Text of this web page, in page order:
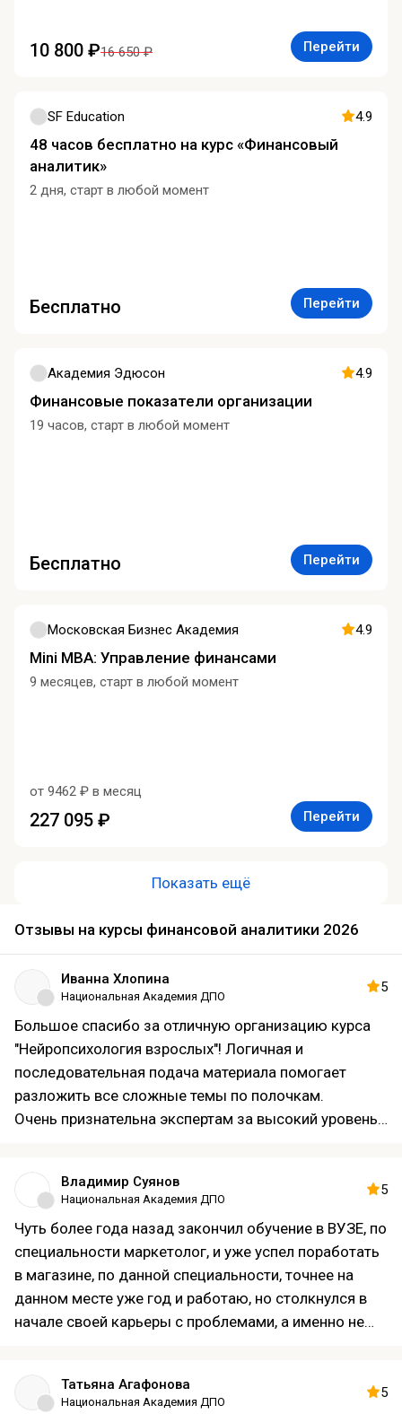
10 800 ₽16 650 ₽ Перейти
SF Education 4.9
48 часов бесплатно на курс «Финансовый
аналитик»
2 дня, старт в любой момент
Бесплатно Перейти
Академия Эдюсон 4.9
Финансовые показатели организации
19 часов, старт в любой момент
Бесплатно Перейти
Московская Бизнес Академия 4.9
Mini MBA: Управление финансами
9 месяцев, старт в любой момент
от 9462 ₽ в месяц
227 095 ₽ Перейти
Показать ещё
Отзывы на курсы финансовой аналитики 2026
Иванна Хлопина
Национальная Академия ДПО
5
Большое спасибо за отличную организацию курса
"Нейропсихология взрослых"! Логичная и
последовательная подача материала помогает
разложить все сложные темы по полочкам.
Очень признательна экспертам за высокий уровень
лояльность при возникновении накладок в графике -
благодаря этому удалось завершить обучение без
стресса. Курс дает сильную базу и оставляет самые
приятные впечатления!
Владимир Суянов
Национальная Академия ДПО
5
Чуть более года назад закончил обучение в ВУЗЕ, по
специальности маркетолог, и уже успел поработать
в магазине, по данной специальности, точнее на
данном месте уже год и работаю, но столкнулся в
начале своей карьеры с проблемами, а именно не
потребности и желания, хоть и в ВУЗе обучали и
Татьяна Агафонова
Национальная Академия ДПО
5